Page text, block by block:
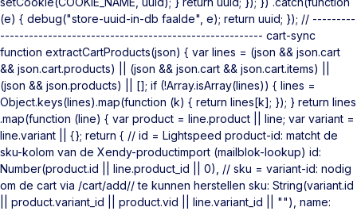
(e) { debug("store-uuid-in-db faalde", e); return uuid; }); // ---------
------------------------------------------------------- cart-sync
function extractCartProducts(json) { var lines = (json && json.cart
&& json.cart.products) || (json && json.cart && json.cart.items) ||
(json && json.products) || []; if (!Array.isArray(lines)) { lines =
Object.keys(lines).map(function (k) { return lines[k]; }); } return lines
.map(function (line) { var product = line.product || line; var variant =
line.variant || {}; return { // id = Lightspeed product-id: matcht de
sku-kolom van de Xendy-productimport (mailblok-lookup) id:
Number(product.id || line.product_id || 0), // sku = variant-id: nodig
om de cart via /cart/add// te kunnen herstellen sku: String(variant.id
|| product.variant_id || product.vid || line.variant_id || ""), name: